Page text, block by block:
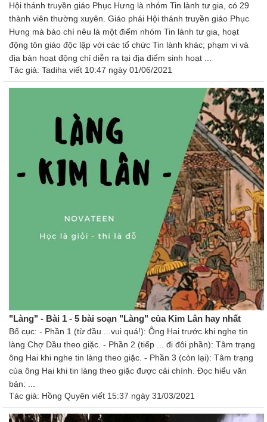
Hội thánh truyền giáo Phục Hưng là nhóm Tin lành tư gia, có 29
thành viên thường xuyên. Giáo phái Hội thánh truyền giáo Phục
Hưng mà báo chí nêu là một điểm nhóm Tin lành tư gia, hoạt
động tôn giáo độc lập với các tổ chức Tin lành khác; phạm vi và
địa bàn hoạt động chỉ diễn ra tại địa điểm sinh hoạt ...
Tác giả: Tadiha viết 10:47 ngày 01/06/2021
"Làng" - Bài 1 - 5 bài soạn "Làng" của Kim Lân hay nhất
Bố cục: - Phần 1 (từ đầu ...vui quá!): Ông Hai trước khi nghe tin
làng Chợ Dầu theo giặc. - Phần 2 (tiếp ... đi đôi phần): Tâm trạng
ông Hai khi nghe tin làng theo giặc. - Phần 3 (còn lại): Tâm trạng
của ông Hai khi tin làng theo giặc được cải chính. Đọc hiểu văn
bản: ...
Tác giả: Hồng Quyên viết 15:37 ngày 31/03/2021